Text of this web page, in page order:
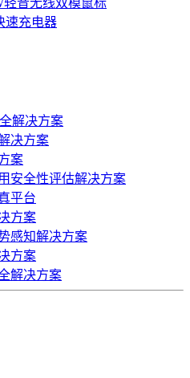
轻音无线双模鼠标
速充电器
解决方案
决方案
案
安全性评估解决方案
平台
方案
感知解决方案
方案
解决方案